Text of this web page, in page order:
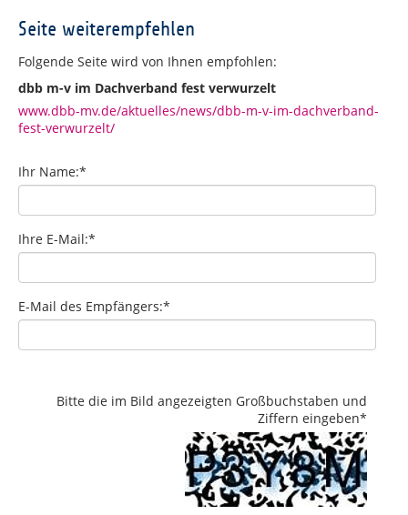
Seite weiterempfehlen
Folgende Seite wird von Ihnen empfohlen:
dbb m-v im Dachverband fest verwurzelt
www.dbb-mv.de/aktuelles/news/dbb-m-v-im-dachverband-
fest-verwurzelt/
Ihr Name:*
Ihre E-Mail:*
E-Mail des Empfängers:*
Bitte die im Bild angezeigten Großbuchstaben und
Ziffern eingeben*